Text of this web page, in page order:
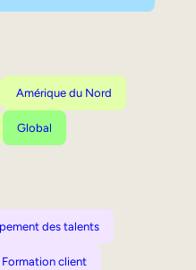
Amérique du Nord
Global
des talents
Formation client